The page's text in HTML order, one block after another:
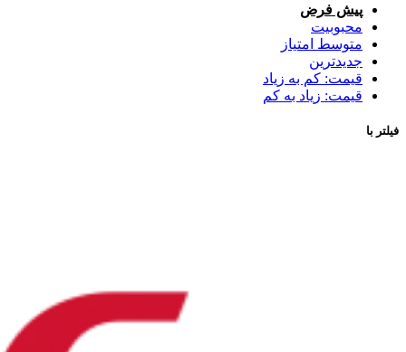
پیش فرض
محبوبیت
متوسط امتیاز
جدیدترین
قیمت: کم به زیاد
قیمت: زیاد به کم
فیلتر با